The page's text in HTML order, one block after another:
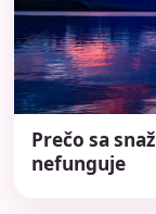
Prečo sa
nefunguje